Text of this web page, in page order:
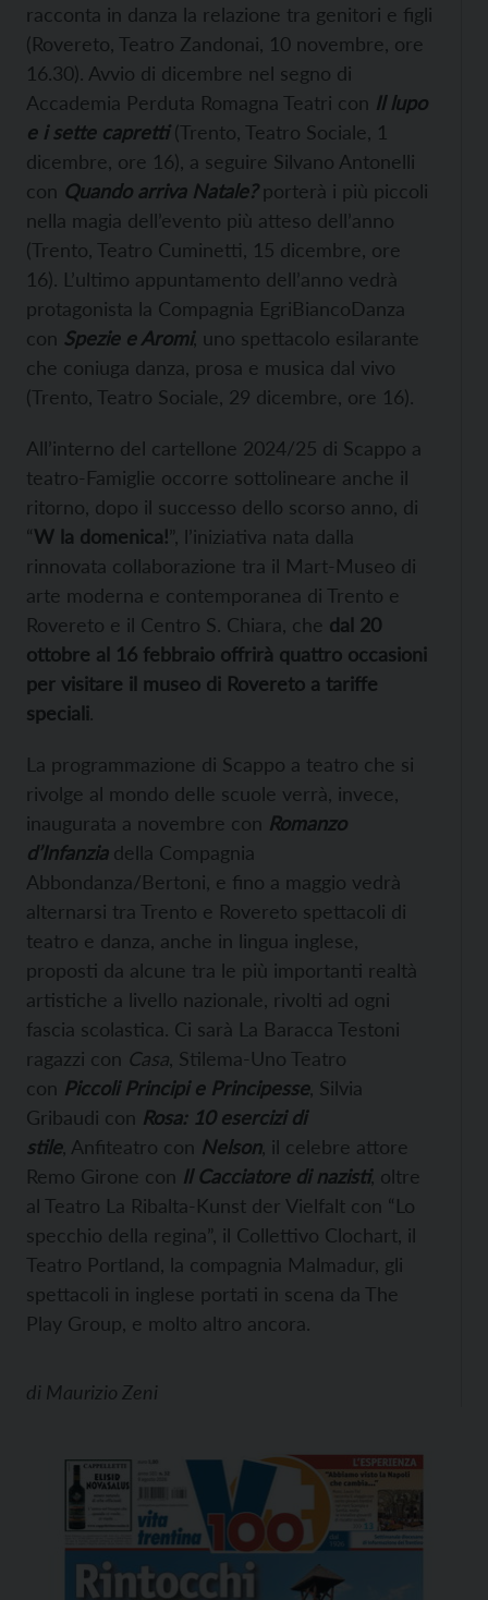
racconta in danza la relazione tra genitori e figli
(Rovereto, Teatro Zandonai, 10 novembre, ore
16.30). Avvio di dicembre nel segno di
Accademia Perduta Romagna Teatri con Il lupo
e i sette capretti(Trento, Teatro Sociale, 1
dicembre, ore 16), a seguire Silvano Antonelli
con Quando arriva Natale? porterà i più piccoli
nella magia dell’evento più atteso dell’anno
(Trento, Teatro Cuminetti, 15 dicembre, ore
16). L’ultimo appuntamento dell’anno vedrà
protagonista la Compagnia EgriBiancoDanza
con Spezie e Aromi, uno spettacolo esilarante
che coniuga danza, prosa e musica dal vivo
(Trento, Teatro Sociale, 29 dicembre, ore 16).
All’interno del cartellone 2024/25 di Scappo a
teatro-Famiglie occorre sottolineare anche il
ritorno, dopo il successo dello scorso anno, di
“W la domenica!”, l’iniziativa nata dalla
rinnovata collaborazione tra il Mart-Museo di
arte moderna e contemporanea di Trento e
Rovereto e il Centro S. Chiara, che dal 20
ottobre al 16 febbraio offrirà quattro occasioni
per visitare il museo di Rovereto a tariffe
speciali.
La programmazione di Scappo a teatro che si
rivolge al mondo delle scuole verrà, invece,
inaugurata a novembre con Romanzo
d’Infanziadella Compagnia
Abbondanza/Bertoni, e fino a maggio vedrà
alternarsi tra Trento e Rovereto spettacoli di
teatro e danza, anche in lingua inglese,
proposti da alcune tra le più importanti realtà
artistiche a livello nazionale, rivolti ad ogni
fascia scolastica. Ci sarà La Baracca Testoni
ragazzi con Casa , Stilema-Uno Teatro
con Piccoli Principi e Principesse, Silvia
Gribaudi con Rosa: 10 esercizi di
stile, Anfiteatro con Nelson, il celebre attore
Remo Girone con Il Cacciatore di nazisti, oltre
al Teatro La Ribalta-Kunst der Vielfalt con “Lo
specchio della regina”, il Collettivo Clochart, il
Teatro Portland, la compagnia Malmadur, gli
spettacoli in inglese portati in scena da The
Play Group, e molto altro ancora.
di Maurizio Zeni